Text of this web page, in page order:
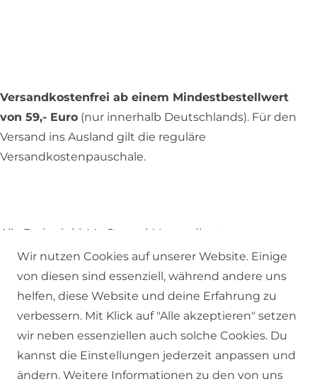
Versandkostenfrei ab einem Mindestbestellwert
von 59,- Euro (nur innerhalb Deutschlands). Für den
Versand ins Ausland gilt die reguläre
Versandkostenpauschale.
Alle Preise inkl. MwSt., zzgl. Versandkosten
© 2026 SCHÖNER LEBEN.
Impressum Daten­schutz­erklärung AGB
Wir nutzen Cookies auf unserer Website. Einige
von diesen sind essenziell, während andere uns
helfen, diese Website und deine Erfahrung zu
verbessern. Mit Klick auf "Alle akzeptieren" setzen
wir neben essenziellen auch solche Cookies. Du
kannst die Einstellungen jederzeit anpassen und
ändern. Weitere Informationen zu den von uns